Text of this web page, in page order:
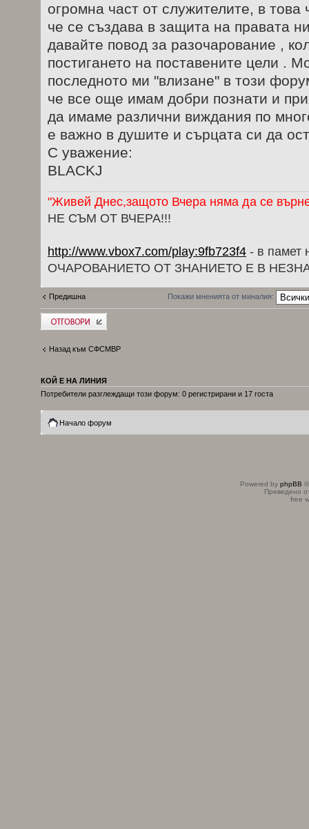
огромна част от служителите, в
че се създава в защита на правата
давайте повод за разочарование ,
постигането на поставените цели .
последното ми "влизане" в този
че все още имам добри познати и
да имаме различни виждания по
е важно в душите и сърцата си да
С уважение:
BLACKJ
"Живей Днес,защото Вчера няма да се
НЕ СЪМ ОТ ВЧЕРА!!!
http://www.vbox7.com/play:9fb723f4 - в памет
ОЧАРОВАНИЕТО ОТ ЗНАНИЕТО Е В
Предишна Покажи мненията от миналия:
Добави отговор
Назад към СФСМВР
КОЙ Е НА ЛИНИЯ
Потребители разглеждащи този форум: 0 регистрирани и 17 госта
Начало форум
Powered by phpBB
Преведено
free